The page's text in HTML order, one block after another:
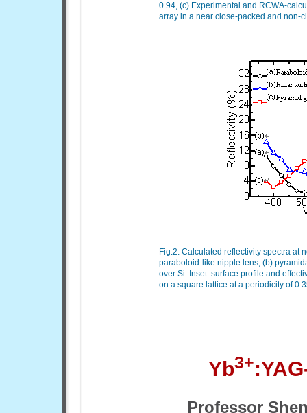
0.94, (c) Experimental and RCWA-
array in a near close-packed and non-
Fig.2: Calculated reflectivity spectra at
paraboloid-like nipple lens, (b)
over Si. Inset: surface profile and
on a square lattice at a periodicity of
Yb3+
Professor